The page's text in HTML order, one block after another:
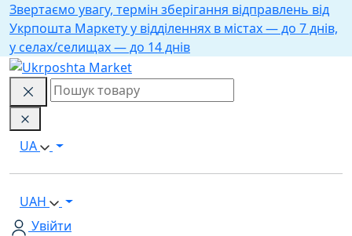
Звертаємо увагу, термін зберігання відправлень від
Укрпошта Маркету у відділеннях в містах — до 7 днів,
у селах/селищах — до 14 днів
UA
UAH
Увійти